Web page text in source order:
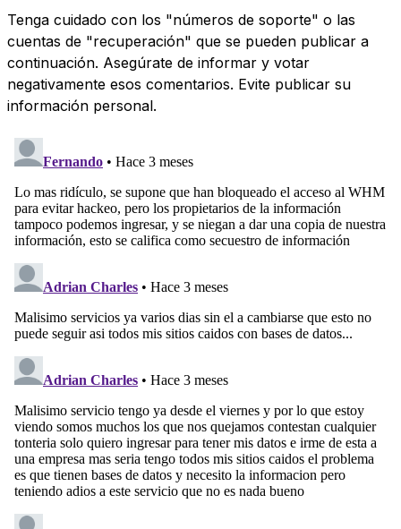
Tenga cuidado con los "números de soporte" o las
cuentas de "recuperación" que se pueden publicar a
continuación. Asegúrate de informar y votar
negativamente esos comentarios. Evite publicar su
información personal.